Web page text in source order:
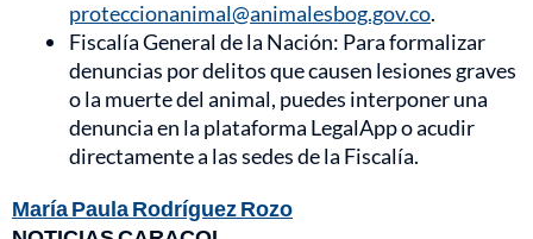
proteccionanimal@animalesbog.gov.co.
Fiscalía General de la Nación: Para formalizar
denuncias por delitos que causen lesiones graves
o la muerte del animal, puedes interponer una
denuncia en la plataforma LegalApp o acudir
directamente a las sedes de la Fiscalía.
María Paula Rodríguez Rozo